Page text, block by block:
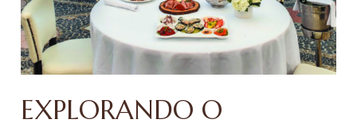
EXPLORANDO O